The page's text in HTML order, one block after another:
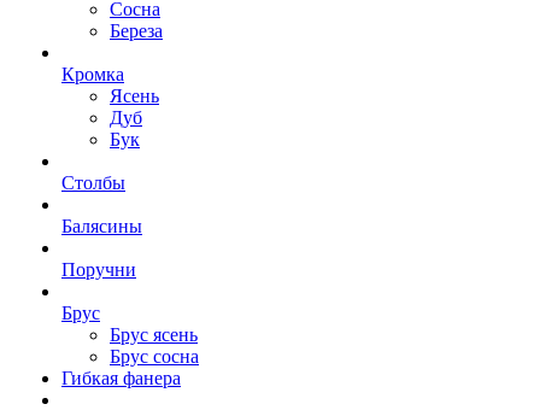
Сосна
Береза
Кромка
Ясень
Дуб
Бук
Столбы
Балясины
Поручни
Брус
Брус ясень
Брус сосна
Гибкая фанера